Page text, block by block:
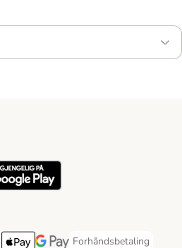
Forhåndsbetaling